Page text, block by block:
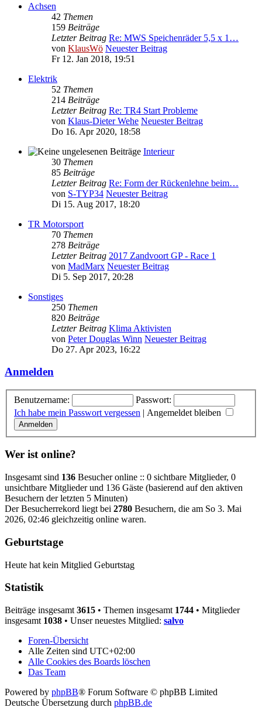
Achsen
42 Themen
159 Beiträge
Letzter Beitrag Re: MWS Speichenräder 5,5 x 1…
von KlausWö Neuester Beitrag
Fr 12. Jan 2018, 19:51
Elektrik
52 Themen
214 Beiträge
Letzter Beitrag Re: TR4 Start Probleme
von Klaus-Dieter Wehe Neuester Beitrag
Do 16. Apr 2020, 18:58
Interieur
30 Themen
85 Beiträge
Letzter Beitrag Re: Form der Rückenlehne beim…
von S-TYP34 Neuester Beitrag
Di 15. Aug 2017, 18:20
TR Motorsport
70 Themen
278 Beiträge
Letzter Beitrag 2017 Zandvoort GP - Race 1
von MadMarx Neuester Beitrag
Di 5. Sep 2017, 20:28
Sonstiges
250 Themen
820 Beiträge
Letzter Beitrag Klima Aktivisten
von Peter Douglas Winn Neuester Beitrag
Do 27. Apr 2023, 16:22
Anmelden
Benutzername:
Passwort:
Ich habe mein Passwort vergessen | Angemeldet bleiben
Wer ist online?
Insgesamt sind 136 Besucher online :: 0 sichtbare Mitglieder, 0
unsichtbare Mitglieder und 136 Gäste (basierend auf den aktiven
Besuchern der letzten 5 Minuten)
Der Besucherrekord liegt bei 2780 Besuchern, die am So 3. Mai
2026, 02:46 gleichzeitig online waren.
Geburtstage
Heute hat kein Mitglied Geburtstag
Statistik
Beiträge insgesamt 3615 • Themen insgesamt 1744 • Mitglieder
insgesamt 1038 • Unser neuestes Mitglied: salvo
Foren-Übersicht
Alle Zeiten sind UTC+02:00
Alle Cookies des Boards löschen
Das Team
Powered by phpBB® Forum Software © phpBB Limited
Deutsche Übersetzung durch phpBB.de